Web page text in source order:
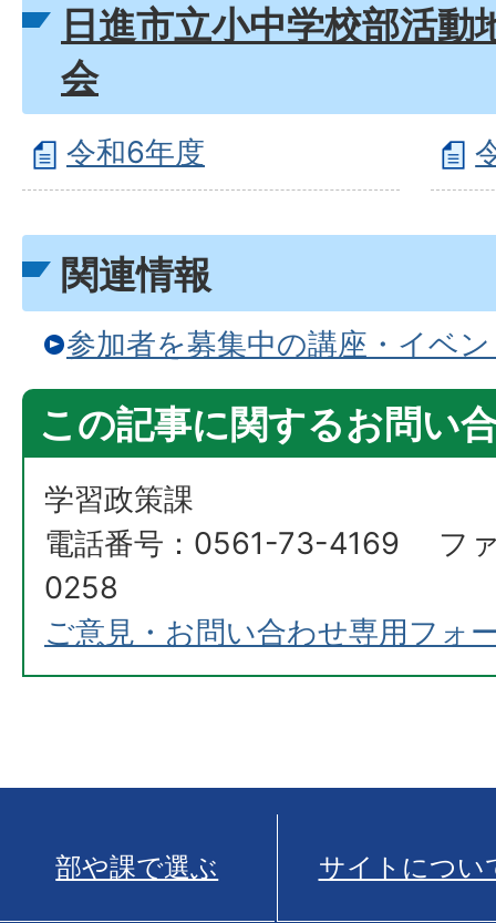
日進市立小中学校部活動
会
令和6年度
関連情報
参加者を募集中の講座・イベ
この記事に関するお問い
学習政策課
電話番号：0561-73-4169 フ
0258
ご意見・お問い合わせ専用フォ
部や課で選ぶ サイトについ